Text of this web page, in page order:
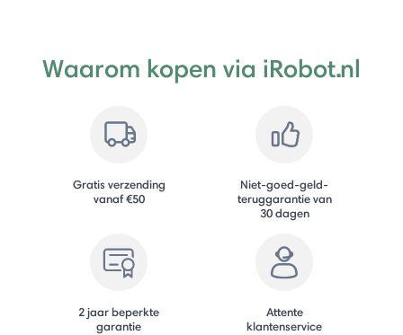
Waarom kopen via iRobot.nl
Gratis verzending
vanaf €50
Niet-goed-geld-
teruggarantie van
30 dagen
2 jaar beperkte
garantie
Attente
klantenservice